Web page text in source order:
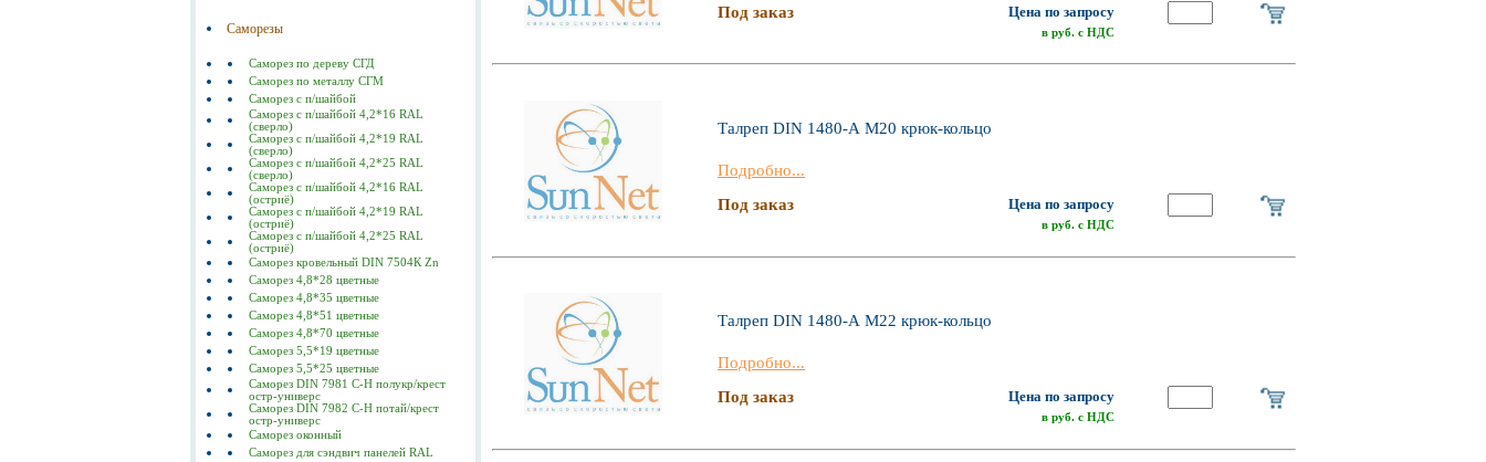
Саморезы
Саморез по дереву СГД
Саморез по металлу СГМ
Саморез с п/шайбой
Саморез с п/шайбой 4,2*16 RAL
(сверло)
Саморез с п/шайбой 4,2*19 RAL
(сверло)
Саморез с п/шайбой 4,2*25 RAL
(сверло)
Саморез с п/шайбой 4,2*16 RAL
(остриё)
Саморез с п/шайбой 4,2*19 RAL
(остриё)
Саморез с п/шайбой 4,2*25 RAL
(остриё)
Саморез кровельный DIN 7504К Zn
Саморез 4,8*28 цветные
Саморез 4,8*35 цветные
Саморез 4,8*51 цветные
Саморез 4,8*70 цветные
Саморез 5,5*19 цветные
Саморез 5,5*25 цветные
Саморез DIN 7981 C-Н полукр/крест
остр-универс
Саморез DIN 7982 C-Н потай/крест
остр-универс
Саморез оконный
Саморез для сэндвич панелей RAL
Под заказ
Цена по запросу
в руб. с НДС
Талреп DIN 1480-А М20 крюк-кольцо
Подробно...
Под заказ
Цена по запросу
в руб. с НДС
Талреп DIN 1480-А М22 крюк-кольцо
Подробно...
Под заказ
Цена по запросу
в руб. с НДС